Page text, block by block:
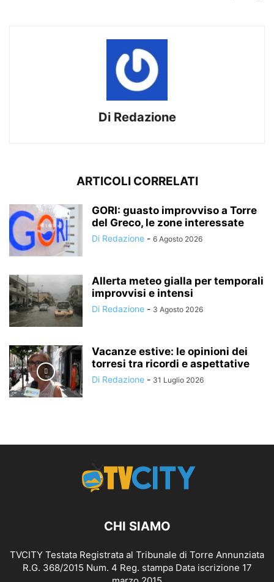
Di Redazione
ARTICOLI CORRELATI
GORI: guasto improvviso a Torre
del Greco, le zone interessate
Di Redazione - 6 Agosto 2026
Allerta meteo gialla per temporali
improvvisi e intensi
Di Redazione - 3 Agosto 2026
Vacanze estive: le opinioni dei
torresi tra ricordi e aspettative
Di Redazione - 31 Luglio 2026
CHI SIAMO
TVCITY Testata Registrata al Tribunale di Torre Annunziata
R.G. 368/2015 Num. 4 Reg. stampa Data iscrizione 17